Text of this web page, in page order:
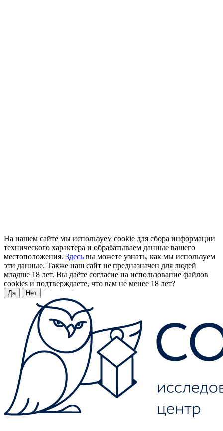
На нашем сайте мы используем cookie для сбора информации
технического характера и обрабатываем данные вашего
местоположения. Здесь вы можете узнать, как мы используем
эти данные. Также наш сайт не предназначен для людей
младше 18 лет. Вы даёте согласие на использование файлов
cookies и подтверждаете, что вам не менее 18 лет?
Да Нет